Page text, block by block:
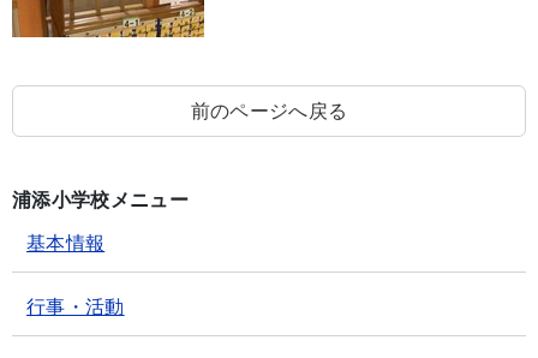
前のページへ戻る
浦添小学校メニュー
基本情報
行事・活動